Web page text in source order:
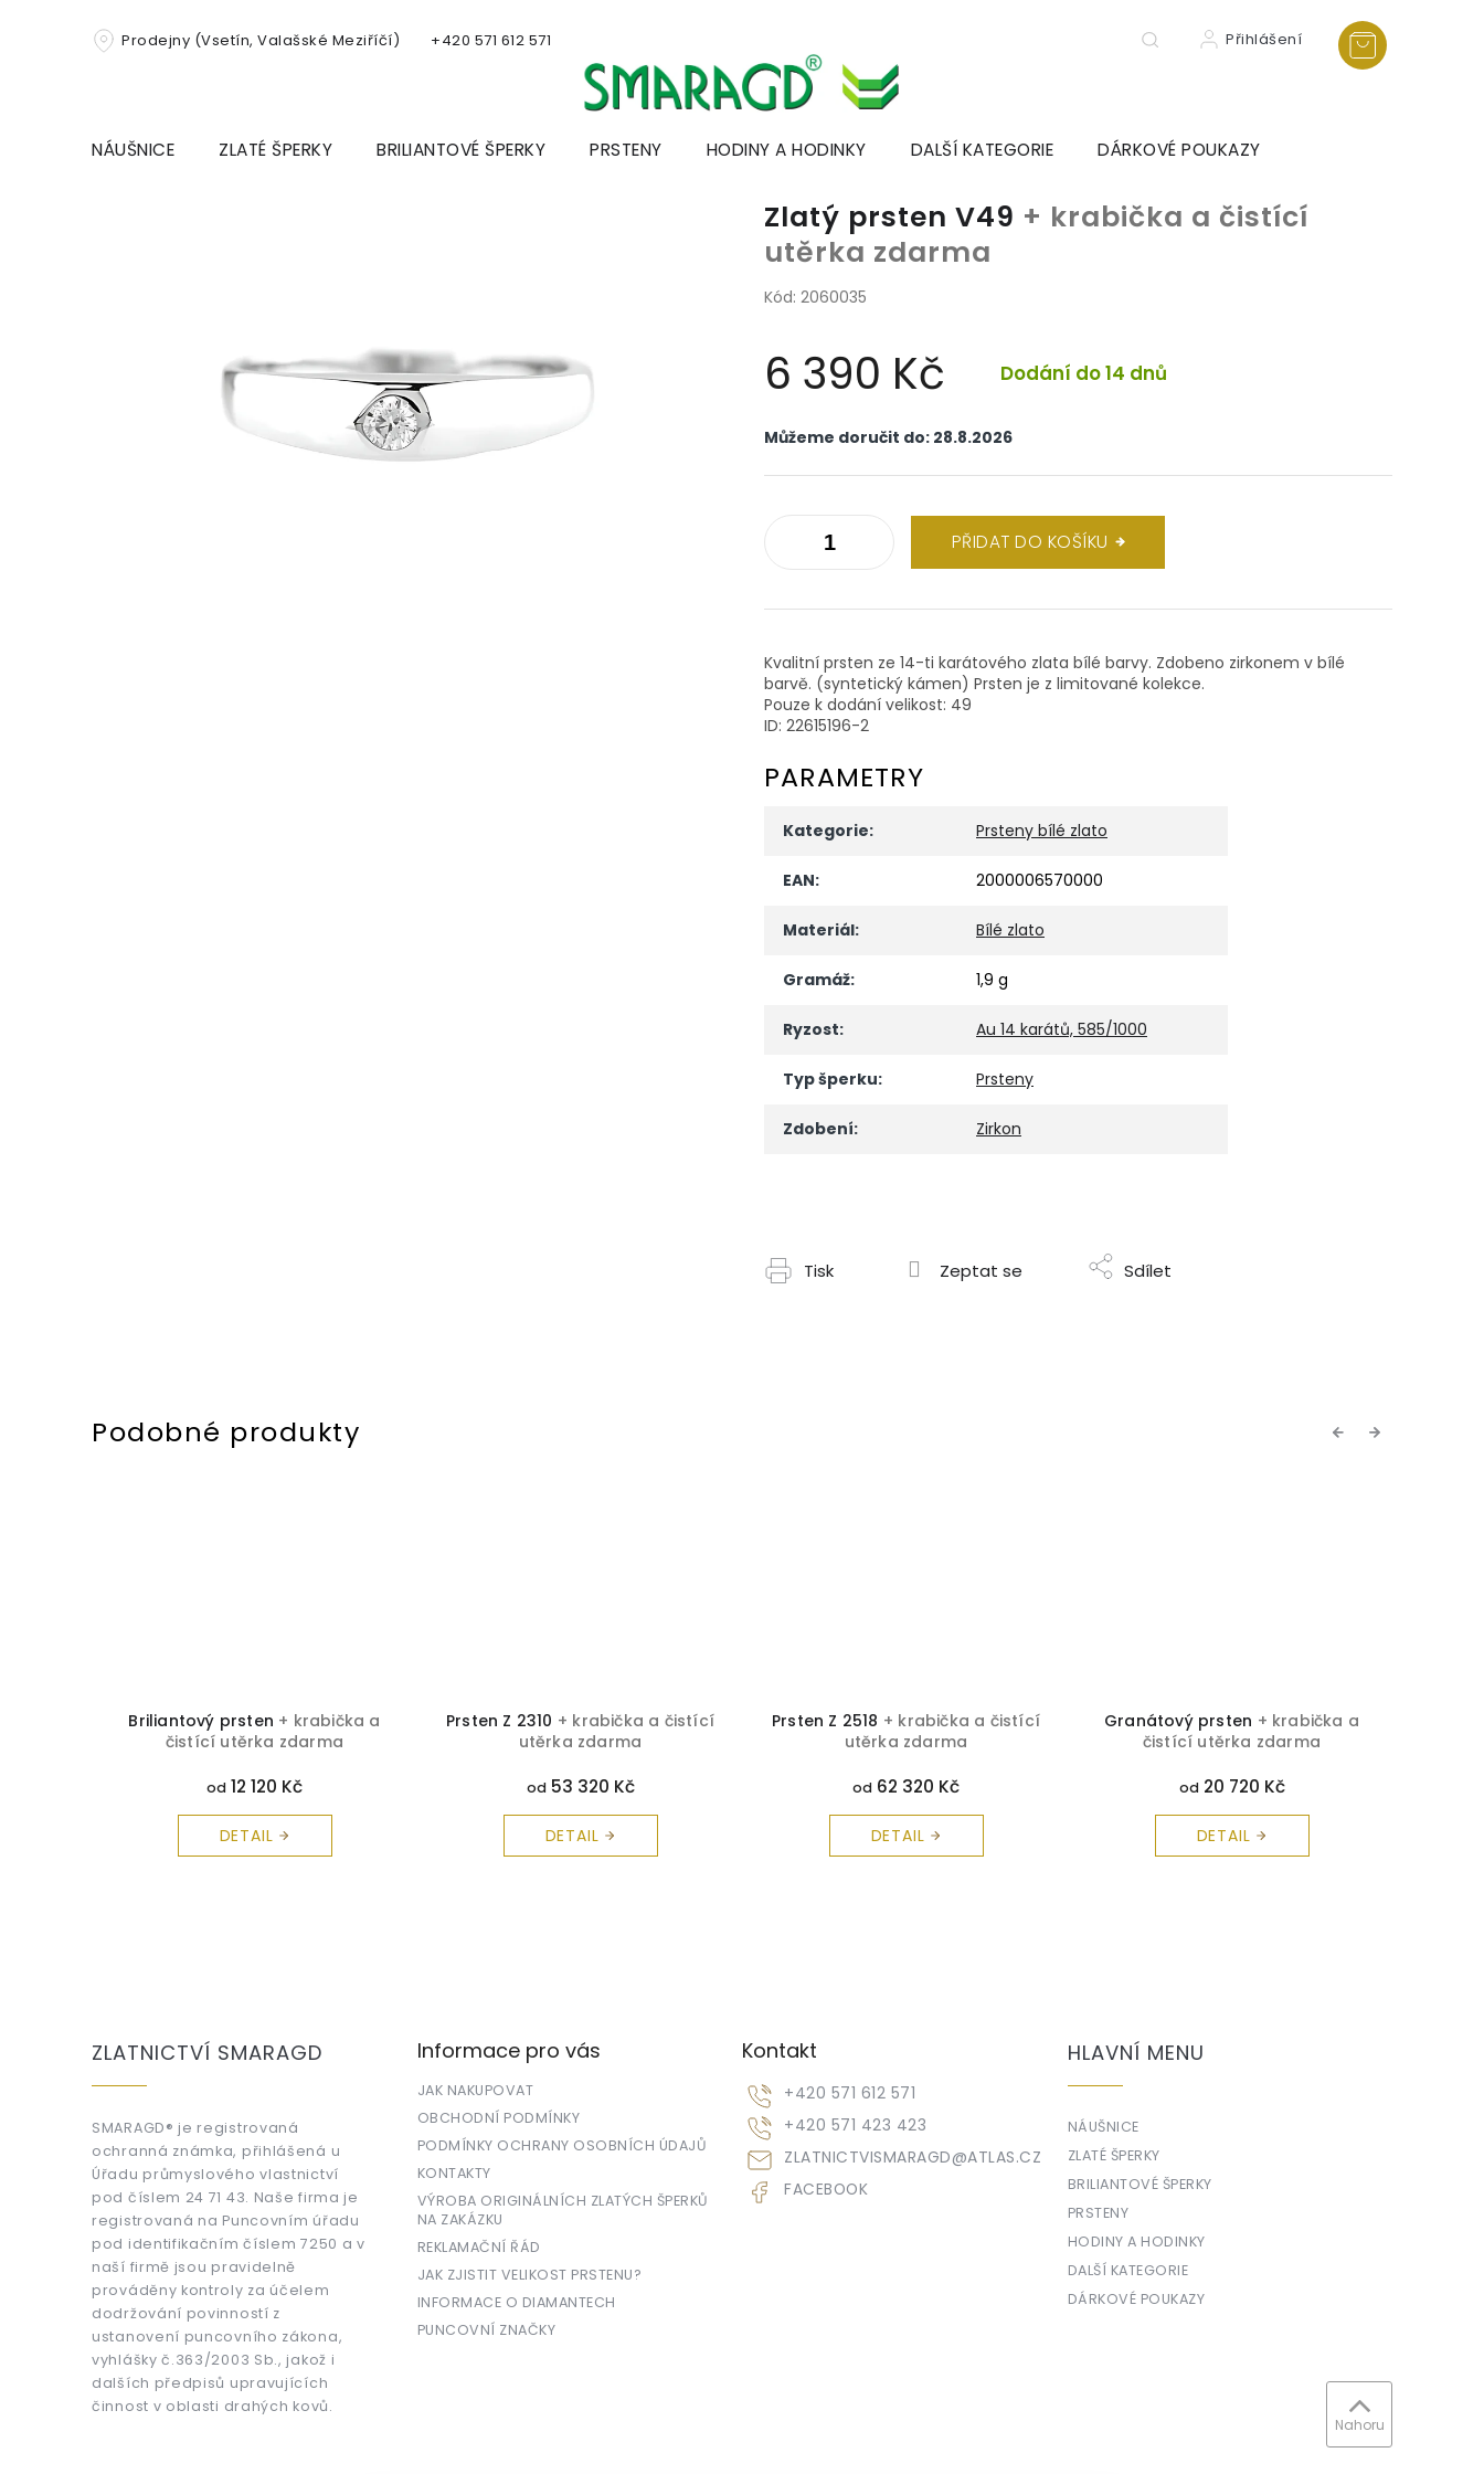
Prodejny (Vsetín, Valašské Meziříčí) +420 571 612 571 Přihlášení
NÁUŠNICE ZLATÉ ŠPERKY BRILIANTOVÉ ŠPERKY PRSTENY HODINY A HODINKY DALŠÍ KATEGORIE DÁRKOVÉ POUKAZY
Zlatý prsten V49 + krabička a čistící
utěrka zdarma
Kód: 2060035
6 390 Kč Dodání do 14 dnů
cena:
Můžeme doručit do: 28.8.2026
PŘIDAT DO KOŠÍKU
Kvalitní prsten ze 14-ti karátového zlata bílé barvy. Zdobeno zirkonem v bílé
barvě. (syntetický kámen) Prsten je z limitované kolekce.
Pouze k dodání velikost: 49
ID: 22615196-2
PARAMETRY
Kategorie: Prsteny bílé zlato
EAN: 2000006570000
Materiál: Bílé zlato
Gramáž: 1,9 g
Ryzost: Au 14 karátů, 585/1000
Typ šperku: Prsteny
Zdobení: Zirkon
Tisk Zeptat se Sdílet
Previous
Briliantový prsten + krabička a
čistící utěrka zdarma
od 12 120 Kč
DETAIL
Prsten Z 2310 + krabička a čistící
utěrka zdarma
od53 320 Kč
DETAIL
Prsten Z 2518 + krabička a čistící
utěrka zdarma
od 62 320 Kč
DETAIL
Granátový prsten + krabička a
čistící utěrka zdarma
od20 720 Kč
DETAIL
Next
ZLATNICTVÍ SMARAGD
SMARAGD® je registrovaná
ochranná známka, přihlášená u
Úřadu průmyslového vlastnictví
pod číslem 24 71 43. Naše firma je
registrovaná na Puncovním úřadu
pod identifikačním číslem 7250 a v
naší firmě jsou pravidelně
prováděny kontroly za účelem
dodržování povinností z
ustanovení puncovního zákona,
vyhlášky č.363/2003 Sb., jakož i
dalších předpisů upravujících
činnost v oblasti drahých kovů.
Informace pro vás
JAK NAKUPOVAT
OBCHODNÍ PODMÍNKY
PODMÍNKY OCHRANY OSOBNÍCH ÚDAJŮ
KONTAKTY
VÝROBA ORIGINÁLNÍCH ZLATÝCH ŠPERKŮ
NA ZAKÁZKU
REKLAMAČNÍ ŘÁD
JAK ZJISTIT VELIKOST PRSTENU?
INFORMACE O DIAMANTECH
PUNCOVNÍ ZNAČKY
Kontakt
ZLATNICTVISMARAGD@ATLAS.CZ
+420 571 612 571
+420 571 423 423
FACEBOOK
HLAVNÍ MENU
NÁUŠNICE
ZLATÉ ŠPERKY
BRILIANTOVÉ ŠPERKY
PRSTENY
HODINY A HODINKY
DALŠÍ KATEGORIE
DÁRKOVÉ POUKAZY
Nahoru